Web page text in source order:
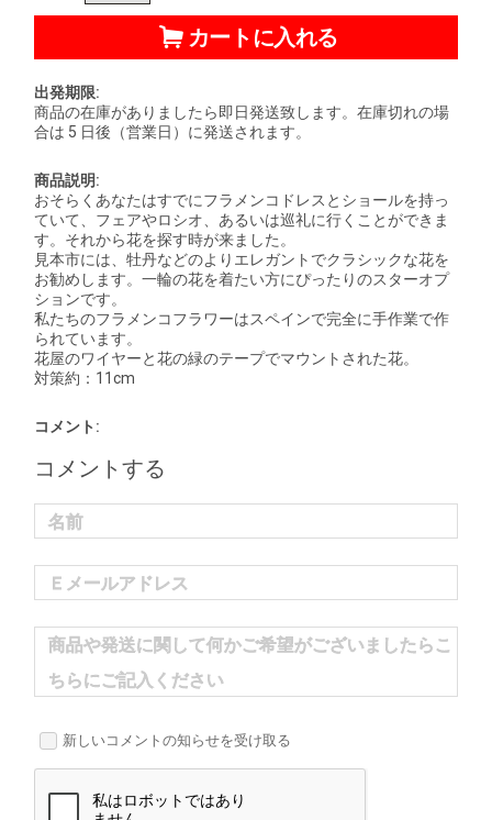
カートに入れる
出発期限:
商品の在庫がありましたら即日発送致します。在庫切れの場
合は 5 日後（営業日）に発送されます。
商品説明:
おそらくあなたはすでにフラメンコドレスとショールを持っ
ていて、フェアやロシオ、あるいは巡礼に行くことができま
す。それから花を探す時が来ました。
見本市には、牡丹などのよりエレガントでクラシックな花を
お勧めします。一輪の花を着たい方にぴったりのスターオプ
ションです。
私たちのフラメンコフラワーはスペインで完全に手作業で作
られています。
花屋のワイヤーと花の緑のテープでマウントされた花。
対策約：11cm
コメント:
コメントする
名前
Ｅメールアドレス
商品や発送に関して何かご希望がございましたらこ
ちらにご記入ください
新しいコメントの知らせを受け取る